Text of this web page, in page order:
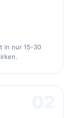
in nur 15-30